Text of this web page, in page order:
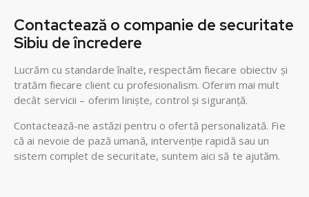
Contactează o companie de securitate
Sibiu de încredere
Lucrăm cu standarde înalte, respectăm fiecare obiectiv și
tratăm fiecare client cu profesionalism. Oferim mai mult
decât servicii – oferim liniște, control și siguranță.
Contactează-ne astăzi pentru o ofertă personalizată. Fie
că ai nevoie de pază umană, intervenție rapidă sau un
sistem complet de securitate, suntem aici să te ajutăm.